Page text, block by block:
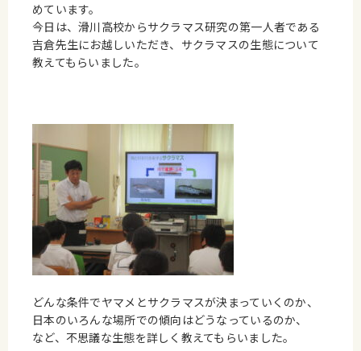
めています。
今日は、滑川高校からサクラマス研究の第一人者である
吉倉先生にお越しいただき、サクラマスの生態について
教えてもらいました。
どんな条件でヤマメとサクラマスが決まっていくのか、
日本のいろんな場所での傾向はどうなっているのか、
など、不思議な生態を詳しく教えてもらいました。